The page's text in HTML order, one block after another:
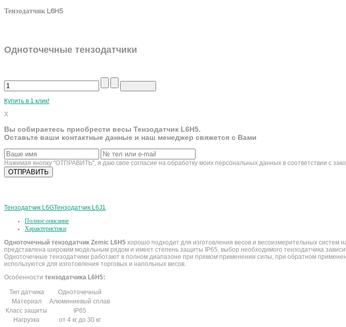
Тензодатчик L6H5
Одноточечные тензодатчики
Купить в 1 клик!
X
Вы собираетесь приобрести весы Тензодатчик L6H5.
Оставьте ваши контактные данные и наш менеджер свяжется с Вами
Нажимая кнопку "ОТПРАВИТЬ", я даю свое согласие на обработку моих персональных данных в соответствии с
Тензодатчик L6GТензодатчик L6J1
Полное описание
Характеристики
Одноточечный тензодатчик Zemic L6H5 хорошо подходит для изготовления весов и весоизмерительных систем
представлена широким модельным рядом и имеет степень защиты IP65, выбор необходимого тензодатчика
Одноточечные тензодатчики работают в полном диапазоне при прямом применении силы, при обратном
используются для изготовления торговых и напольных весов.
Особенности тензодатчика L6H5:
Тип датчика
Одноточечный
Материал
Алюминиевый сплав
Класс защиты
IP65
Нагрузка
от 4 кг до 30 кг